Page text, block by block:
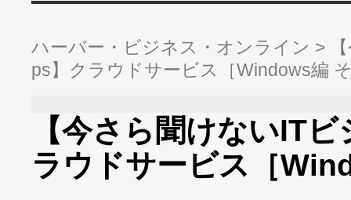
ハーバー・ビジネス・オンライン
ps】クラウドサービス［Windows編
【今さら聞けないIT
ラウドサービス［